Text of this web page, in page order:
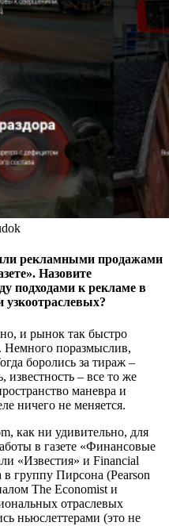
рекламными продажами
Назовите
подходами к рекламе в
и рынок так быстро
Немного поразмыслив,
боролись за тираж –
известность – все то же
маневра и
ничего не меняется.
как ни удивительно, для
в газете «Финансовые
«Известия» и Financial
в группу Пирсона (Pearson
The Economist и
отраслевых
ньюслеттерами (это не